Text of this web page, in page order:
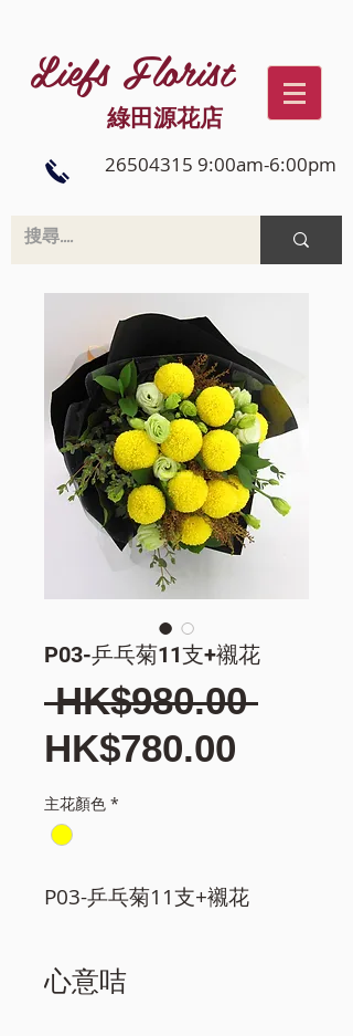
Liefs Florist
綠田源花店
26504315 9:00am-6:00pm
P03-乒乓菊11支+襯花
HK$980.00 一
HK$780.00
格
主花顏色 *
P03-乒乓菊11支+襯花
心意咭